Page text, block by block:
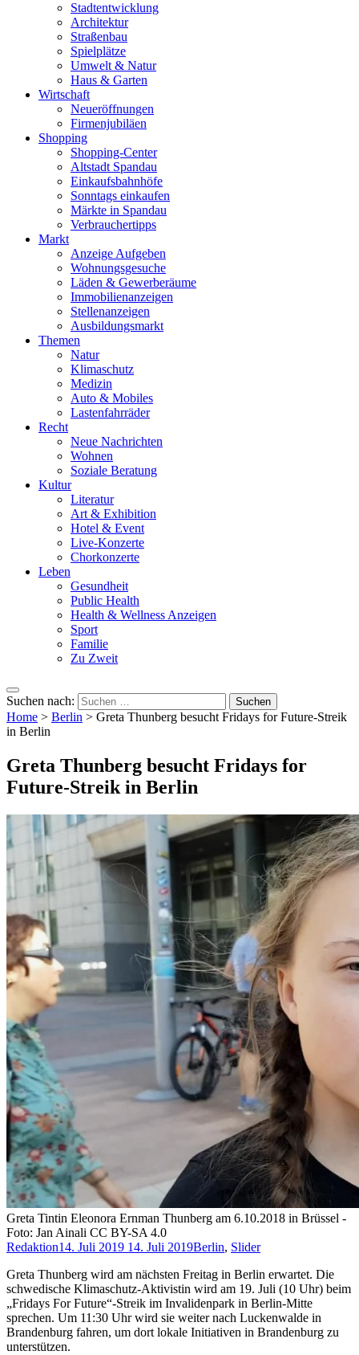
Stadtentwicklung
Architektur
Straßenbau
Spielplätze
Umwelt & Natur
Haus & Garten
Wirtschaft
Neueröffnungen
Firmenjubiläen
Shopping
Shopping-Center
Altstadt Spandau
Einkaufsbahnhöfe
Sonntags einkaufen
Märkte in Spandau
Verbrauchertipps
Markt
Anzeige Aufgeben
Wohnungsgesuche
Läden & Gewerberäume
Immobilienanzeigen
Stellenanzeigen
Ausbildungsmarkt
Themen
Natur
Klimaschutz
Medizin
Auto & Mobiles
Lastenfahrräder
Recht
Neue Nachrichten
Wohnen
Soziale Beratung
Kultur
Literatur
Art & Exhibition
Hotel & Event
Live-Konzerte
Chorkonzerte
Leben
Gesundheit
Public Health
Health & Wellness Anzeigen
Sport
Familie
Zu Zweit
Suchen nach:
Home > Berlin > Greta Thunberg besucht Fridays for Future-Streik
in Berlin
Greta Thunberg besucht Fridays for
Future-Streik in Berlin
Greta Tintin Eleonora Ernman Thunberg am 6.10.2018 in Brüssel -
Foto: Jan Ainali CC BY-SA 4.0
Redaktion14. Juli 2019 14. Juli 2019Berlin, Slider
Greta Thunberg wird am nächsten Freitag in Berlin erwartet. Die
schwedische Klimaschutz-Aktivistin wird am 19. Juli (10 Uhr) beim
„Fridays For Future“-Streik im Invalidenpark in Berlin-Mitte
sprechen. Um 11:30 Uhr wird sie weiter nach Luckenwalde in
Brandenburg fahren, um dort lokale Initiativen in Brandenburg zu
unterstützen.